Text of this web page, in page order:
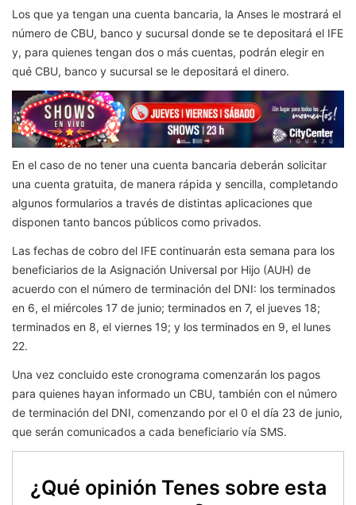
Los que ya tengan una cuenta bancaria, la Anses le mostrará el
número de CBU, banco y sucursal donde se te depositará el IFE
y, para quienes tengan dos o más cuentas, podrán elegir en
qué CBU, banco y sucursal se le depositará el dinero.
En el caso de no tener una cuenta bancaria deberán solicitar
una cuenta gratuita, de manera rápida y sencilla, completando
algunos formularios a través de distintas aplicaciones que
disponen tanto bancos públicos como privados.
Las fechas de cobro del IFE continuarán esta semana para los
beneficiarios de la Asignación Universal por Hijo (AUH) de
acuerdo con el número de terminación del DNI: los terminados
en 6, el miércoles 17 de junio; terminados en 7, el jueves 18;
terminados en 8, el viernes 19; y los terminados en 9, el lunes
22.
Una vez concluido este cronograma comenzarán los pagos
para quienes hayan informado un CBU, también con el número
de terminación del DNI, comenzando por el 0 el día 23 de junio,
que serán comunicados a cada beneficiario vía SMS.
¿Qué opinión Tenes sobre esta